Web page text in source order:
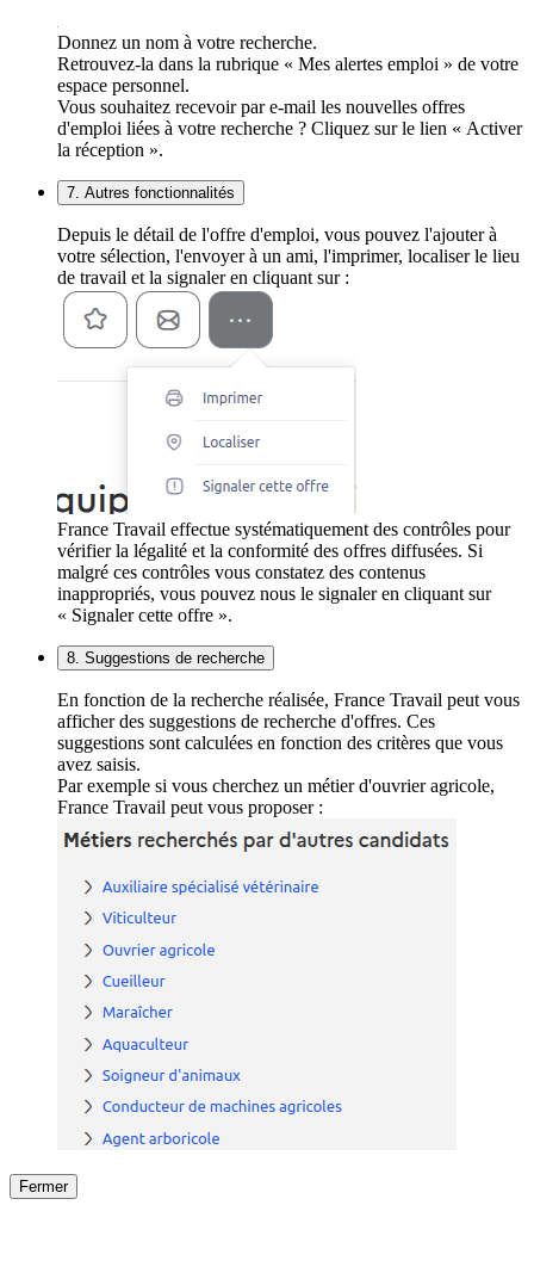
Donnez un nom à votre recherche.
Retrouvez-la dans la rubrique « Mes alertes emploi » de votre
espace personnel.
Vous souhaitez recevoir par e-mail les nouvelles offres
d'emploi liées à votre recherche ? Cliquez sur le lien « Activer
la réception ».
7. Autres fonctionnalités
Depuis le détail de l'offre d'emploi, vous pouvez l'ajouter à
votre sélection, l'envoyer à un ami, l'imprimer, localiser le lieu
de travail et la signaler en cliquant sur :
France Travail effectue systématiquement des contrôles pour
vérifier la légalité et la conformité des offres diffusées. Si
malgré ces contrôles vous constatez des contenus
inappropriés, vous pouvez nous le signaler en cliquant sur
« Signaler cette offre ».
8. Suggestions de recherche
En fonction de la recherche réalisée, France Travail peut vous
afficher des suggestions de recherche d'offres. Ces
suggestions sont calculées en fonction des critères que vous
avez saisis.
Par exemple si vous cherchez un métier d'ouvrier agricole,
France Travail peut vous proposer :
Fermer